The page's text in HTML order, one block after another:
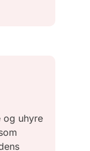
og uhyre